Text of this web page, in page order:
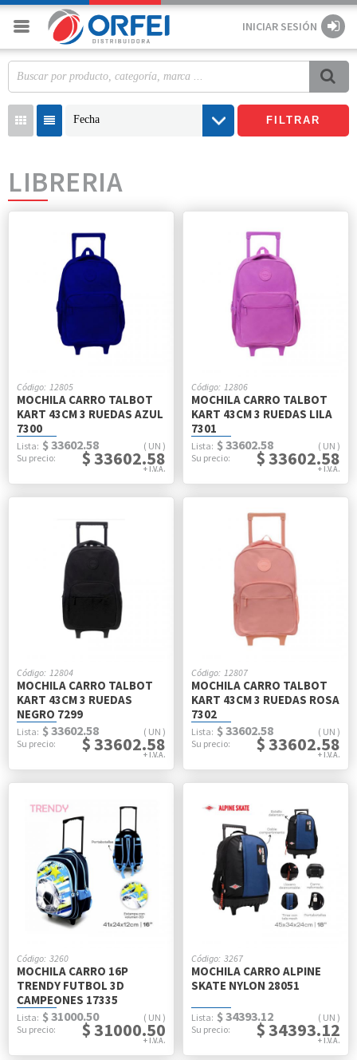
INICIAR SESIÓN
Fecha FILTRAR
LIBRERIA
12805
MOCHILA CARRO TALBOT
KART 43CM 3 RUEDAS AZUL
7300
UN
$ 33602.58
$ 33602.58
12806
MOCHILA CARRO TALBOT
KART 43CM 3 RUEDAS LILA
7301
UN
$ 33602.58
$ 33602.58
12804
MOCHILA CARRO TALBOT
KART 43CM 3 RUEDAS
NEGRO 7299
UN
$ 33602.58
$ 33602.58
12807
MOCHILA CARRO TALBOT
KART 43CM 3 RUEDAS ROSA
7302
UN
$ 33602.58
$ 33602.58
3260
MOCHILA CARRO 16P
TRENDY FUTBOL 3D
CAMPEONES 17335
UN
$ 31000.50
$ 31000.50
3267
MOCHILA CARRO ALPINE
SKATE NYLON 28051
UN
$ 34393.12
$ 34393.12